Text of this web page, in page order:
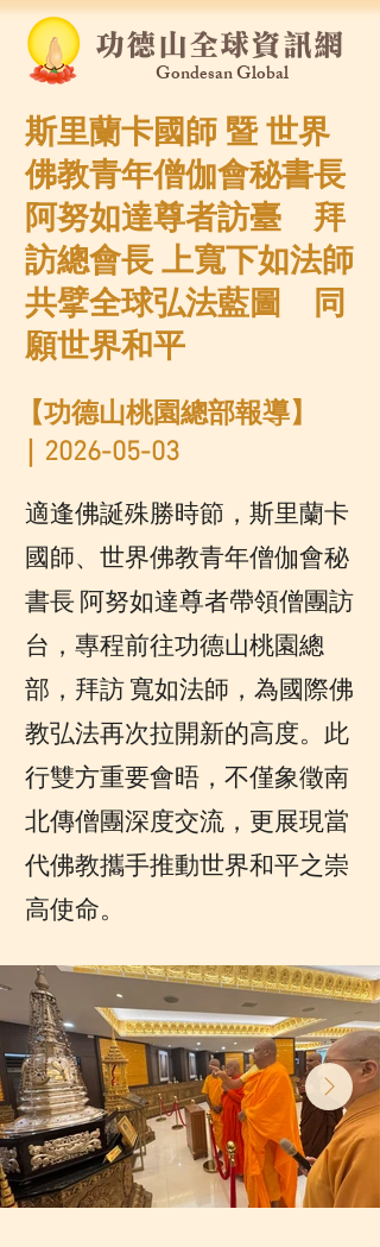
功德山全球資訊網
Gondesan Global
斯里蘭卡國師 暨 世界
佛教青年僧伽會秘書長
阿努如達尊者訪臺 拜
訪總會長 上寬下如法師
共擘全球弘法藍圖 同
願世界和平
【功德山桃園總部報導】
｜2026-05-03
適逢佛誕殊勝時節，斯里蘭卡
國師、世界佛教青年僧伽會秘
書長 阿努如達尊者帶領僧團訪
台，專程前往功德山桃園總
部，拜訪 寬如法師，為國際佛
教弘法再次拉開新的高度。此
行雙方重要會晤，不僅象徵南
北傳僧團深度交流，更展現當
代佛教攜手推動世界和平之崇
高使命。